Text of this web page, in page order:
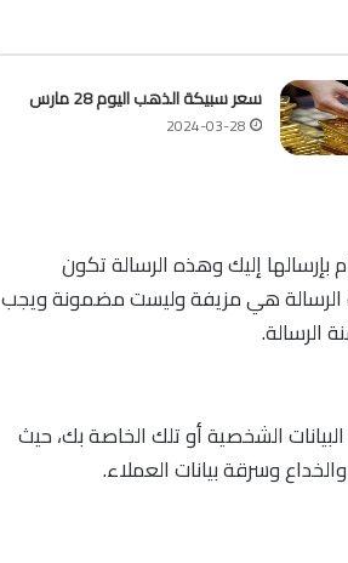
سعر سبيكة الذهب اليوم 28 مارس
2024-03-28
إليك وهذه الرسالة تكون
هي مزيفة وليست مضمونة ويجب
الرسالة.
الشخصية أو تلك الخاصة بك، حيث
وسرقة بيانات العملاء.